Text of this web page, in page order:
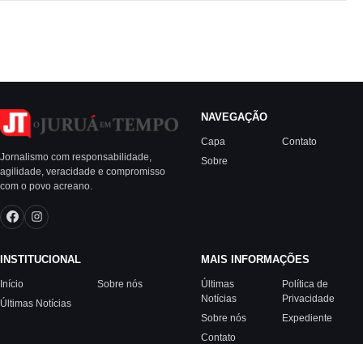
Jornalismo com responsabilidade,
agilidade, veracidade e compromisso
com o povo acreano.
NAVEGAÇÃO
Capa
Sobre
Contato
INSTITUCIONAL
Início
Últimas Notícias
Sobre nós
MAIS INFORMAÇÕES
Últimas
Notícias
Sobre nós
Contato
Política de
Privacidade
Expediente